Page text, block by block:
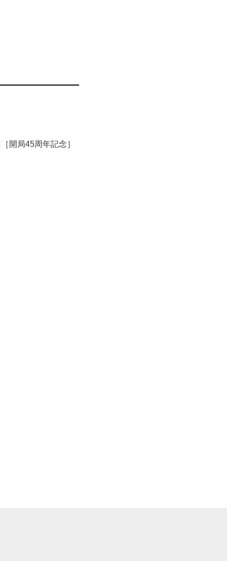
開局45周年記念］